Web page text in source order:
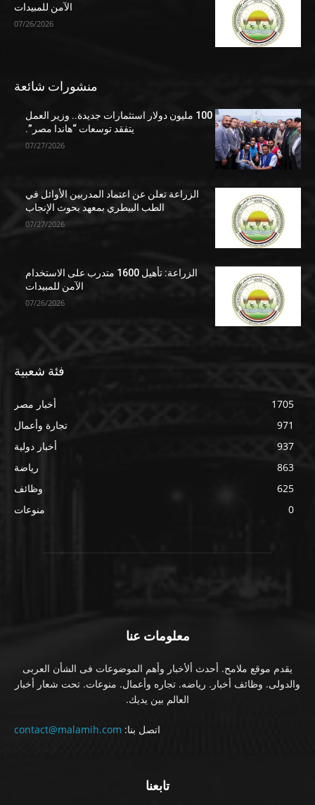
الآمن للمبيدات
07/26/2026
منشورات شائعة
100 مليون دولار استثمارات جديدة.. وزير العمل
يتفقد توسعات “هاندا مصر”.
07/27/2026
الزراعة تعلن عن اعتماد المدربين الأوائل في
الطب البيطري بمعهد بحوث الإنجاب
07/27/2026
الزراعة: تأهيل 1600 متدرب على الاستخدام
الآمن للمبيدات
07/26/2026
فئة شعبية
أخبار مصر
1705
تجارة وأعمال
971
أخبار دولية
937
رياضة
863
وظائف
625
منوعات
0
معلومات عنا
يقدم موقع ملامح. أحدث ألأخبار وأهم الموضوعات فى الشأن العربى
والدولى. وظائف أخبار. رياضه. تجاره وأعمال. منوعات. تحت شعار أخبار
العالم بين يديك.
اتصل بنا: contact@malamih.com
تابعنا